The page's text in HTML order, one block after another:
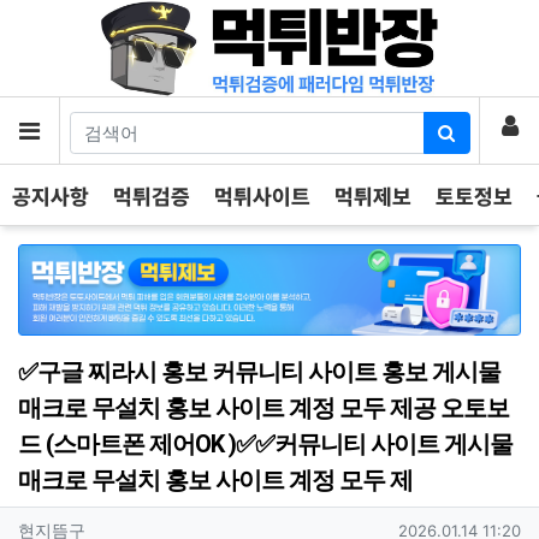
메뉴 로
공지사항 먹튀검증 먹튀사이트 먹튀제보 토토정보
✅구글 찌라시 홍보 커뮤니티 사이트 홍보 게시물
매크로 무설치 홍보 사이트 계정 모두 제공 오토보
드 (스마트폰 제어OK )✅✅커뮤니티 사이트 게시물
매크로 무설치 홍보 사이트 계정 모두 제
작성자 정보
현지뜸구 작성일
2026.01.14 11:20